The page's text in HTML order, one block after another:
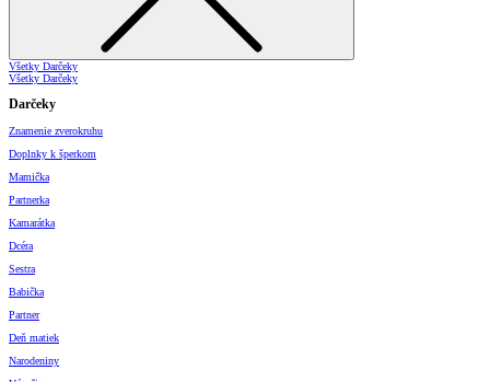
Všetky Darčeky
Všetky Darčeky
Darčeky
Znamenie zverokruhu
Doplnky k šperkom
Mamička
Partnerka
Kamarátka
Dcéra
Sestra
Babička
Partner
Deň matiek
Narodeniny